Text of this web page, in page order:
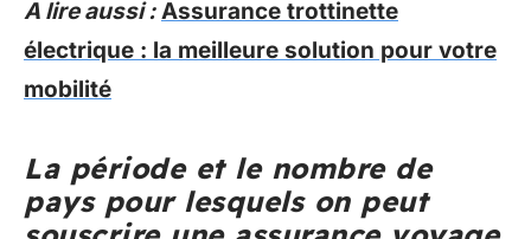
A lire aussi : Assurance trottinette
électrique : la meilleure solution pour votre
mobilité
La période et le nombre de
pays pour lesquels on peut